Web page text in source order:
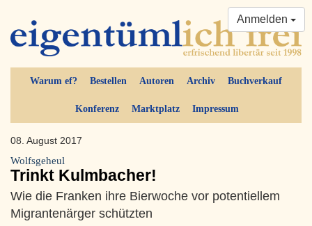
Warum ef? Bestellen Autoren Archiv Buchverkauf
Konferenz Marktplatz Impressum
Anmelden
08. August 2017
Wolfsgeheul
Trinkt Kulmbacher!
Wie die Franken ihre Bierwoche vor potentiellem
Migrantenärger schützten